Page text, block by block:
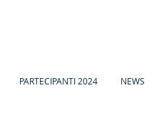
PARTECIPANTI 2024 NEWS